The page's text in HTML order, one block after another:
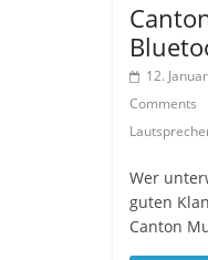
12.
Comments
Wer
guten
Canton